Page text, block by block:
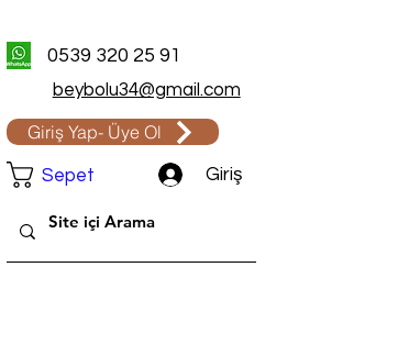
0539 320 25 91
beybolu34@gmail.com
Giriş Yap- Üye Ol
Sepet Giriş